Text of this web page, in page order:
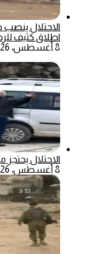
الاحتلال
اطلاق كثيف
8 أغسطس، 2026
الاحتلال
8 أغسطس، 2026